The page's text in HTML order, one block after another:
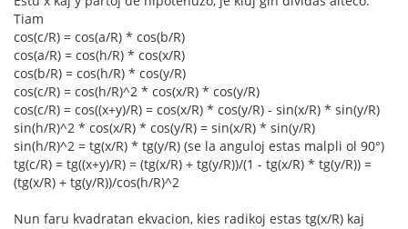
Tiam
cos(c/R) = cos(a/R) * cos(b/R)
cos(a/R) = cos(h/R) * cos(x/R)
cos(b/R) = cos(h/R) * cos(y/R)
cos(c/R) = cos(h/R)^2 * cos(x/R) * cos(y/R)
cos(c/R) = cos((x+y)/R) = cos(x/R) * cos(y/R) - sin(x/R) * sin(y/R)
sin(h/R)^2 * cos(x/R) * cos(y/R) = sin(x/R) * sin(y/R)
sin(h/R)^2 = tg(x/R) * tg(y/R) (se la anguloj estas malpli ol 90°)
tg(c/R) = tg((x+y)/R) = (tg(x/R) + tg(y/R))/(1 - tg(x/R) * tg(y/R)) =
(tg(x/R) + tg(y/R))/cos(h/R)^2
Nun faru kvadratan ekvacion, kies radikoj estas tg(x/R) kaj